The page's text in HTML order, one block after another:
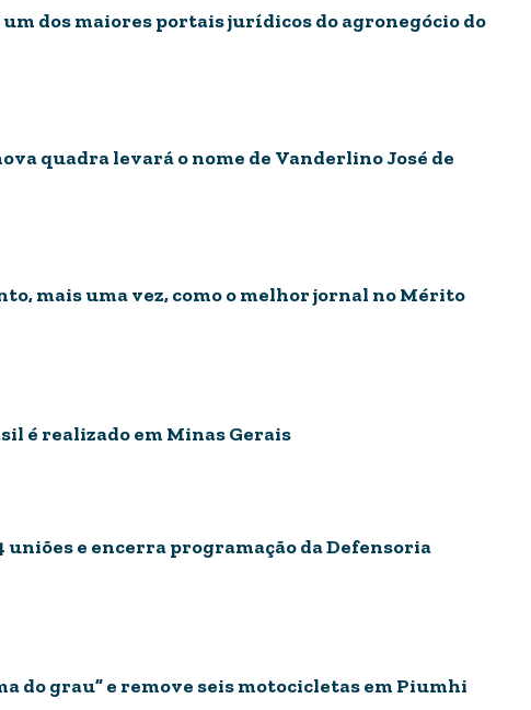
dos maiores portais jurídicos do agronegócio do
quadra levará o nome de Vanderlino José de
mais uma vez, como o melhor jornal no Mérito
é realizado em Minas Gerais
e encerra programação da Defensoria
do grau” e remove seis motocicletas em Piumhi